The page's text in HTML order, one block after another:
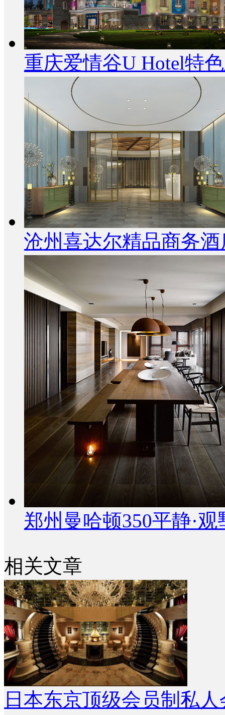
重庆爱情谷U Hotel特
沧州喜达尔精品商务
郑州曼哈顿350平静·
相关文章
日本东京顶级会员制私